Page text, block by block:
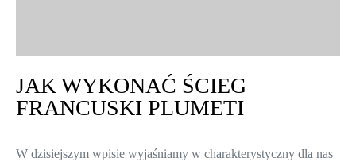
JAK WYKONAĆ ŚCIEG
FRANCUSKI PLUMETI
W dzisiejszym wpisie wyjaśniamy w charakterystyczny dla nas